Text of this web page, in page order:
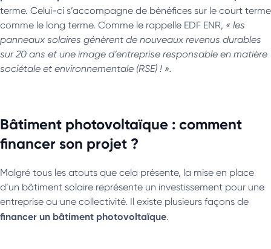
terme. Celui-ci s’accompagne de bénéfices sur le court terme
comme le long terme. Comme le rappelle EDF ENR, « les
panneaux solaires génèrent de nouveaux revenus durables
sur 20 ans et une image d’entreprise responsable en matière
sociétale et environnementale (RSE) ! ».
Bâtiment photovoltaïque : comment
financer son projet ?
Malgré tous les atouts que cela présente, la mise en place
d’un bâtiment solaire représente un investissement pour une
entreprise ou une collectivité. Il existe plusieurs façons de
financer un bâtiment photovoltaïque.